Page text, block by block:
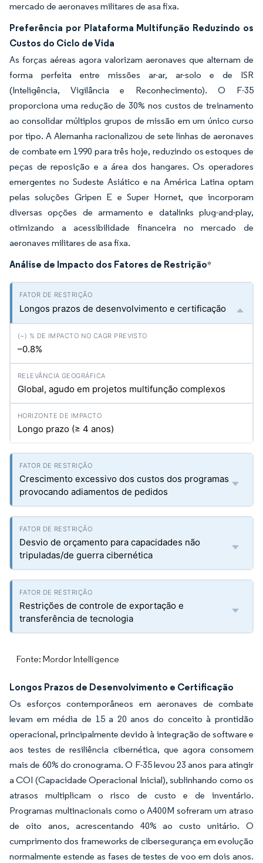
mercado de aeronaves militares de asa fixa.
Preferência por Plataforma Multifunção Reduzindo os
Custos do Ciclo de Vida
As forças aéreas agora valorizam aeronaves que alternam de
forma perfeita entre missões ar-ar, ar-solo e de ISR
(Inteligência, Vigilância e Reconhecimento). O F-35
proporciona uma redução de 30% nos custos de treinamento
ao consolidar múltiplos grupos de missão em um único curso
por tipo. A Alemanha racionalizou de sete linhas de aeronaves
de combate em 1990 para três hoje, reduzindo os estoques de
peças de reposição e a área dos hangares. Os operadores
emergentes no Sudeste Asiático e na América Latina optam
pelas soluções Gripen E e Super Hornet, que incorporam
diversas opções de armamento e datalinks plug-and-play,
otimizando a acessibilidade financeira no mercado de
aeronaves militares de asa fixa.
Análise de Impacto dos Fatores de Restrição*
Longos prazos de desenvolvimento e certificação
–0.8%
Global, agudo em projetos multifunção complexos
Longo prazo (≥ 4 anos)
Crescimento excessivo dos custos dos programas
provocando adiamentos de pedidos
Desvio de orçamento para capacidades não
tripuladas/de guerra cibernética
Restrições de controle de exportação e
transferência de tecnologia
Fonte: Mordor Intelligence
Longos Prazos de Desenvolvimento e Certificação
Os esforços contemporâneos em aeronaves de combate
levam em média de 15 a 20 anos do conceito à prontidão
operacional, principalmente devido à integração de software e
aos testes de resiliência cibernética, que agora consomem
mais de 60% do cronograma. O F-35 levou 23 anos para atingir
a COI (Capacidade Operacional Inicial), sublinhando como os
atrasos multiplicam o risco de custo e de inventário.
Programas multinacionais como o A400M sofreram um atraso
de oito anos, acrescentando 40% ao custo unitário. O
cumprimento dos frameworks de cibersegurança em evolução
normalmente estende as fases de testes de voo em dois anos.